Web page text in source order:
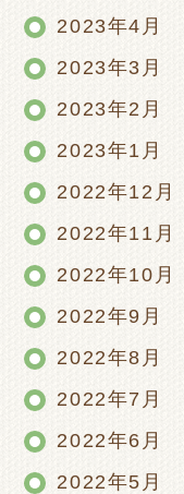
2023年4月
2023年3月
2023年2月
2023年1月
2022年12月
2022年11月
2022年10月
2022年9月
2022年8月
2022年7月
2022年6月
2022年5月